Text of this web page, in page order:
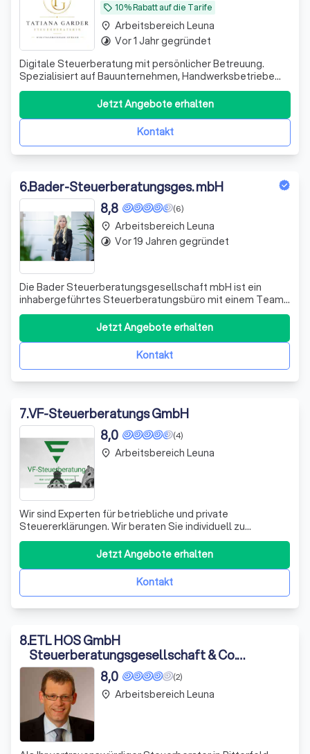
local_offer 10% Rabatt auf die Tarife
Digitale Steuerberatung mit persönlicher Betreuung.
Spezialisiert auf Bauunternehmen, Handwerksbetriebe
und technische Dienstleister. Beratung und direkte
Ansprechpartnerin statt anonymer Großkanzlei.
Kontakt
Jetzt Angebote erhalten
place Arbeitsbereich Leuna
timelapse Vor 1 Jahr gegründet
6.Bader-Steuerberatungsges. mbH
(6)
8,8
Die Bader Steuerberatungs­gesellschaft mbH ist ein
inhaber­geführtes Steuer­beratungs­büro mit einem Team
von Steuerfach­angestellten, Steuerfach­wirten und
Bilanz­buchhaltern unter der Leitung von Diplom-
Betriebswirtin (BA) Kerstin Bader, Steuer­beraterin und
Fach­beraterin Gesundheits­wesen (IBG I
Kontakt
Jetzt Angebote erhalten
place Arbeitsbereich Leuna
timelapse Vor 19 Jahren gegründet
7.VF-Steuerberatungs GmbH
(4)
8,0
Wir sind Experten für betriebliche und private
Steuererklärungen. Wir beraten Sie individuell zu
steuerlichen Abzugsmöglichkeiten und passen Ihre
Einkommensteuer-Vorauszahlungen an schwankende
Umsätze an. Unsere Dienstleistungen umfassen die
Erstellung von Steuererklärungen, Anträgen auf
Kontakt
Jetzt Angebote erhalten
place Arbeitsbereich Leuna
8.ETL HOS GmbH
Steuerberatungsgesellschaft & Co.
Bitterfeld-Wolfen KG
(2)
8,0
place Arbeitsbereich Leuna